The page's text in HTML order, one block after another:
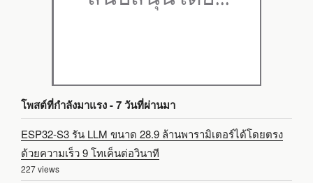
โพสต์ที่กำลังมาแรง - 7 วันที่ผ่านมา
ESP32-S3 รัน LLM ขนาด 28.9 ล้านพารามิเตอร์ได้โดยตรง
ด้วยความเร็ว 9 โทเค็นต่อวินาที
227 views